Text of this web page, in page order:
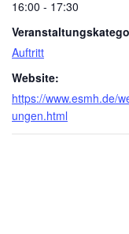
16:00 - 17:30
Auftritt
Website:
https://www.esmh.de/
ungen.html